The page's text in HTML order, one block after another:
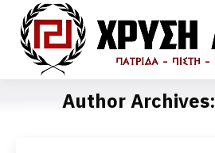
Author Archives: